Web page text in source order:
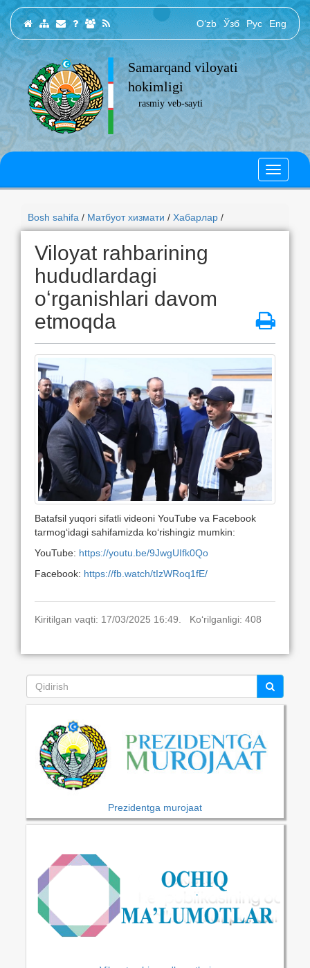
O‘zb Ўзб Рус Eng
Samarqand viloyati
hokimligi
rasmiy veb-sayti
Bosh sahifa / Матбуот хизмати / Хабарлар /
Viloyat rahbarining
hududlardagi
oʻrganishlari davom
etmoqda
Batafsil yuqori sifatli videoni YouTube va Facebook
tarmog‘idagi sahifamizda ko‘rishingiz mumkin:
YouTube: https://youtu.be/9JwgUIfk0Qo
Facebook: https://fb.watch/tIzWRoq1fE/
Kiritilgan vaqti: 17/03/2025 16:49. Ko‘rilganligi: 408
Prezidentga murojaat